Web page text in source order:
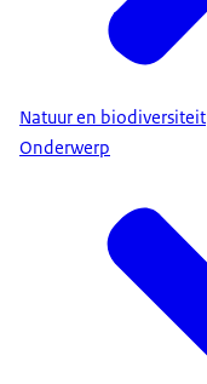
Natuur en biodiversiteit
Onderwerp